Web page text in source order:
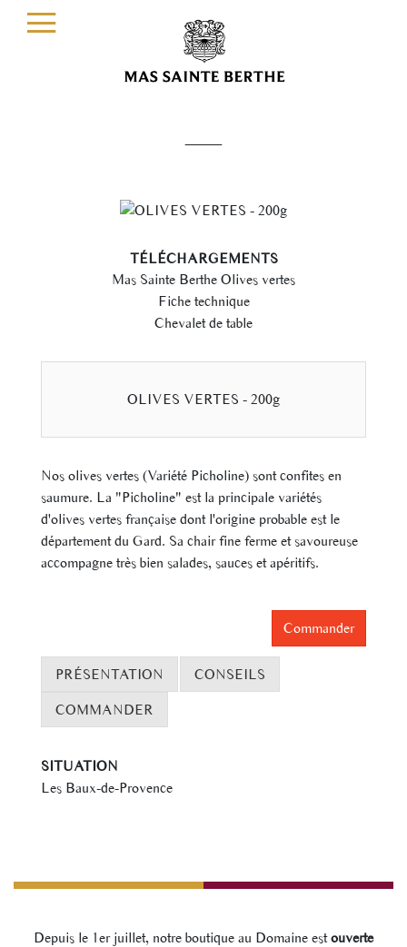
—
TÉLÉCHARGEMENTS
Mas Sainte Berthe Olives vertes
Fiche technique
Chevalet de table
OLIVES VERTES - 200g
Nos olives vertes (Variété Picholine) sont confites en
saumure. La "Picholine" est la principale variétés
d'olives vertes française dont l'origine probable est le
département du Gard. Sa chair fine ferme et savoureuse
accompagne très bien salades, sauces et apéritifs.
Commander
PRÉSENTATION CONSEILS
COMMANDER
SITUATION
Les Baux-de-Provence
Depuis le 1er juillet, notre boutique au Domaine estouverte